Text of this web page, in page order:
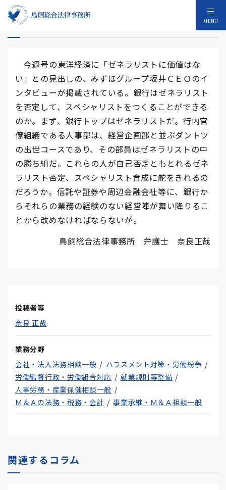
MENU
銀行はスペシャリストをつくれるのか？ ２
今週号の東洋経済に「ゼネラリストに価値はな
い」との見出しの、みずほグループ坂井ＣＥＯのイ
ンタビューが掲載されている。銀行はゼネラリスト
を否定して、スペシャリストをつくることができる
のか。まず、銀行トップはゼネラリストだ。行内官
僚組織である人事部は、経営企画部と並ぶダントツ
の出世コースであり、その部員はゼネラリストの中
の勝ち組だ。これらの人が自己否定ともとれるゼネ
ラリスト否定、スペシャリスト育成に舵をきれるの
だろうか。信託や証券や周辺金融会社等に、銀行か
らそれらの業務の経験のない経営陣が舞い降りるこ
とから改めなければならないが。
鳥飼総合法律事務所 弁護士 奈良正哉
投稿者等
奈良 正哉
業務分野
会社・法人法務相談一般
ハラスメント対策・労働紛争
労働監督行政・労働組合対応
就業規則等整備
人事労務・産業保健相談一般
Ｍ＆Ａの法務・税務・会計
事業承継・Ｍ＆Ａ相談一般
関連するコラム